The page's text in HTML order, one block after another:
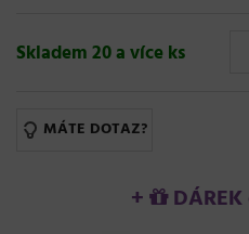
Skladem 20 a více ks
MÁTE DOTAZ?
+